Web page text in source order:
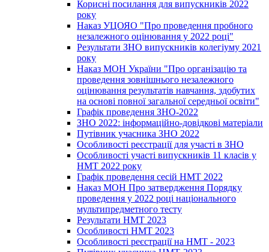
Корисні посилання для випускників 2022
року
Наказ УЦОЯО "Про проведення пробного
незалежного оцінювання у 2022 році"
Результати ЗНО випускників колегіуму 2021
року
Наказ МОН України "Про організацію та
проведення зовнішнього незалежного
оцінювання результатів навчання, здобутих
на основі повної загальної середньої освіти"
Графік проведення ЗНО-2022
ЗНО 2022: інформаційно-довідкові матеріали
Путівник учасника ЗНО 2022
Особливості реєстрації для участі в ЗНО
Особливості участі випускників 11 класів у
НМТ 2022 року
Графік проведення сесій НМТ 2022
Наказ МОН Про затвердження Порядку
проведення у 2022 році національного
мультипредметного тесту
Результати НМТ 2023
Особливості НМТ 2023
Особливості реєстрації на НМТ - 2023